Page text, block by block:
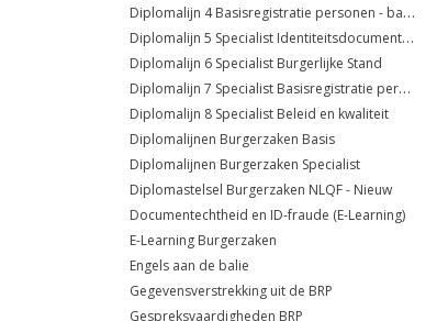
Diplomalijn 4 Basisregistratie personen - basis
Diplomalijn 5 Specialist Identiteitsdocumenten
Diplomalijn 6 Specialist Burgerlijke Stand
Diplomalijn 7 Specialist Basisregistratie personen
Diplomalijn 8 Specialist Beleid en kwaliteit
Diplomalijnen Burgerzaken Basis
Diplomalijnen Burgerzaken Specialist
Diplomastelsel Burgerzaken NLQF - Nieuw
Documentechtheid en ID-fraude (E-Learning)
E-Learning Burgerzaken
Engels aan de balie
Gegevensverstrekking uit de BRP
Gespreksvaardigheden BRP